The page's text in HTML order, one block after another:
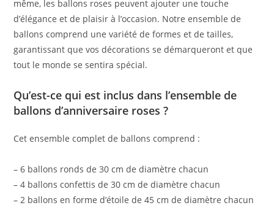
même, les ballons roses peuvent ajouter une touche
d’élégance et de plaisir à l’occasion. Notre ensemble de
ballons comprend une variété de formes et de tailles,
garantissant que vos décorations se démarqueront et que
tout le monde se sentira spécial.
Qu’est-ce qui est inclus dans l’ensemble de
ballons d’anniversaire roses ?
Cet ensemble complet de ballons comprend :
– 6 ballons ronds de 30 cm de diamètre chacun
– 4 ballons confettis de 30 cm de diamètre chacun
– 2 ballons en forme d’étoile de 45 cm de diamètre chacun